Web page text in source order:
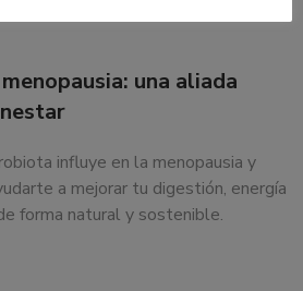
una aliada
influye en la menopausia y
a mejorar tu digestión, energía
forma natural y sostenible.